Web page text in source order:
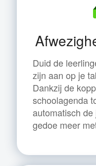
Duid de
zijn aan op je
Dankzij de
schoolagenda
automatisch
gedoe meer